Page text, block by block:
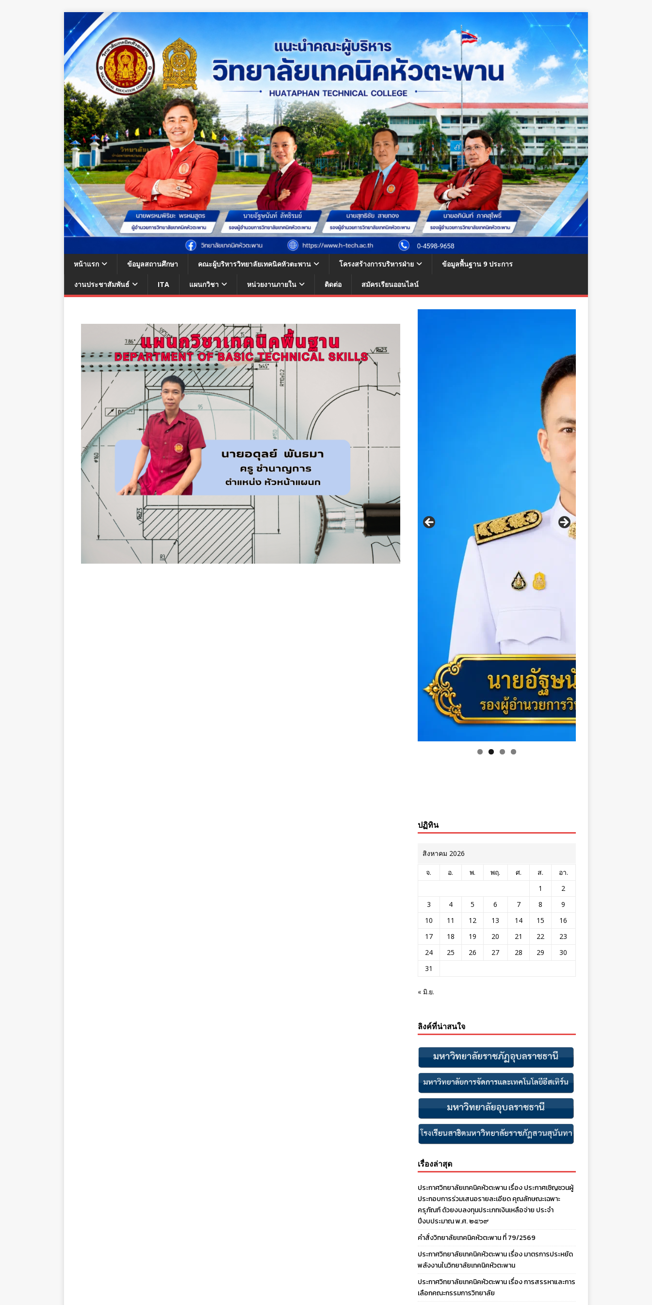
หน้าแรก ข้อมูลสถานศึกษา คณะผู้บริหารวิทยาลัยเทคนิคหัวตะพาน โครงสร้างการบริหารฝ่าย ข้อมูลพื้นฐาน 9 ประการ
งานประชาสัมพันธ์ ITA แผนกวิชา หน่วยงานภายใน ติดต่อ สมัครเรียนออนไลน์
ปฏิทิน
สิงหาคม 2026
จ. อ. พ. พฤ. ศ. ส.
อา.
1
2
3
4 5 6 7 8
9
10
11 12 13 14 15
16
17
18 19 20 21 22
23
24
25 26 27 28 29
30
31
« มิ.ย.
ลิงค์ที่น่าสนใจ
เรื่องล่าสุด
ประกาศวิทยาลัยเทคนิคหัวตะพาน เรื่อง ประกาศเชิญชวนผู้
ประกอบการร่วมเสนอรายละเอียด คุณลักษณะเฉพาะ
ครุภัณฑ์ ด้วยงบลงทุนประเภทเงินเหลือจ่าย ประจํา
ปีงบประมาณ พ.ศ. ๒๕๖๙
คำสั่งวิทยาลัยเทคนิคหัวตะพาน ที่ 79/2569
ประกาศวิทยาลัยเทคนิคหัวตะพาน เรื่อง มาตรการประหยัด
พลังงานในวิทยาลัยเทคนิคหัวตะพาน
ประกาศวิทยาลัยเทคนิคหัวตะพาน เรื่อง การสรรหาและการ
เลือกคณะกรรมการวิทยาลัย